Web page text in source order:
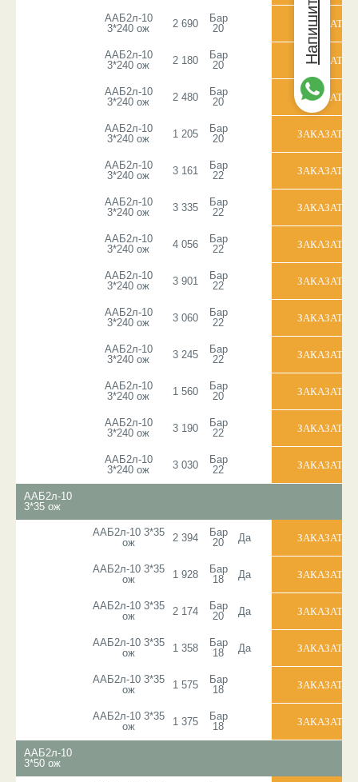
ААБ2л-10
3*240 ож
2 690
Бар
20
ААБ2л-10
3*240 ож
2 180
Бар
20
ААБ2л-10
3*240 ож
2 480
Бар
20
ААБ2л-10
3*240 ож
1 205
Бар
20
ААБ2л-10
3*240 ож
3 161
Бар
22
ААБ2л-10
3*240 ож
3 335
Бар
22
ААБ2л-10
3*240 ож
4 056
Бар
22
ААБ2л-10
3*240 ож
3 901
Бар
22
ААБ2л-10
3*240 ож
3 060
Бар
22
ААБ2л-10
3*240 ож
3 245
Бар
22
ААБ2л-10
3*240 ож
1 560
Бар
20
ААБ2л-10
3*240 ож
3 190
Бар
22
ААБ2л-10
3*240 ож
3 030
Бар
22
ААБ2л-10
3*35 ож
ААБ2л-10 3*35
ож
2 394
Бар
20
Да
ААБ2л-10 3*35
ож
1 928
Бар
18
Да
ААБ2л-10 3*35
ож
2 174
Бар
20
Да
ААБ2л-10 3*35
ож
1 358
Бар
18
Да
ААБ2л-10 3*35
ож
1 575
Бар
18
ААБ2л-10 3*35
ож
1 375
Бар
18
ААБ2л-10
3*50 ож